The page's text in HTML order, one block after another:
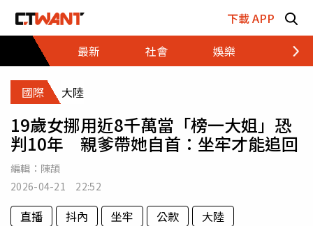
下載 APP
最新
社會 娛樂 財經
國際 大陸
19歲女挪用近8千萬當「榜一大姐」恐
判10年 親爹帶她自首：坐牢才能追回
編輯： 陳頡
2026-04-21 22:52
直播 抖內 坐牢 公款 大陸